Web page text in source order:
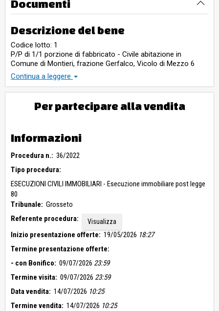
Documenti
Descrizione del bene
Codice lotto: 1
P/P di 1/1 porzione di fabbricato - Civile abitazione in
Comune di Montieri, frazione Gerfalco, Vicolo di Mezzo 6
Appartamento di abitazione, composto di disimpegno, un
vano e piccolo w.c. al piano terra; cucina al piano primo;
disimpegno, due vani e piccolo w.c. al piano secondo; vani
comunicanti tra loro a mezzo di scale interne. Immobile
censito C.F. Comune di Montieri al foglio 31, p.lla 296, sub. 2,
Continua a leggere
Per partecipare alla vendita
Informazioni
Procedura n.: 36/2022
Tipo procedura:
ESECUZIONI CIVILI IMMOBILIARI - Esecuzione immobiliare post legge
80
Tribunale: Grosseto
Referente procedura:
Visualizza
Inizio presentazione offerte: 19/05/2026 18:27
Termine presentazione offerte:
- con Bonifico: 09/07/2026 23:59
Termine visita: 09/07/2026 23:59
Data vendita: 14/07/2026 10:25
Termine vendita: 14/07/2026 10:25